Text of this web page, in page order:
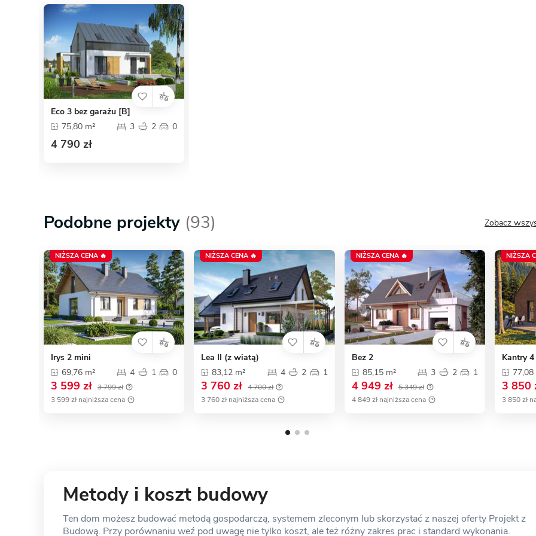
Eco 3 bez garażu [B]
75,80 m²
3 2 0
4 790 zł
Podobne projekty (93) Zobacz
NIŻSZA CENA 🔥
Irys 2 mini
69,76 m²
4 1 0
3 599 zł 3 799 zł
3 599 zł najniższa cena
NIŻSZA CENA 🔥
Lea II (z wiatą)
83,12 m²
4 2 1
3 760 zł 4 700 zł
3 760 zł najniższa cena
NIŻSZA CENA 🔥
Bez 2
85,15 m²
3 2 1
4 949 zł 5 349 zł
4 849 zł najniższa cena
NIŻSZA
Kantry 4
77,08
3 850
3 850 zł
Metody i koszt budowy
Ten dom możesz budować metodą gospodarczą, systemem zleconym lub skorzystać z naszej oferty Projekt z
Budową. Przy porównaniu weź pod uwagę nie tylko koszt, ale też różny zakres prac i standard wykonania.